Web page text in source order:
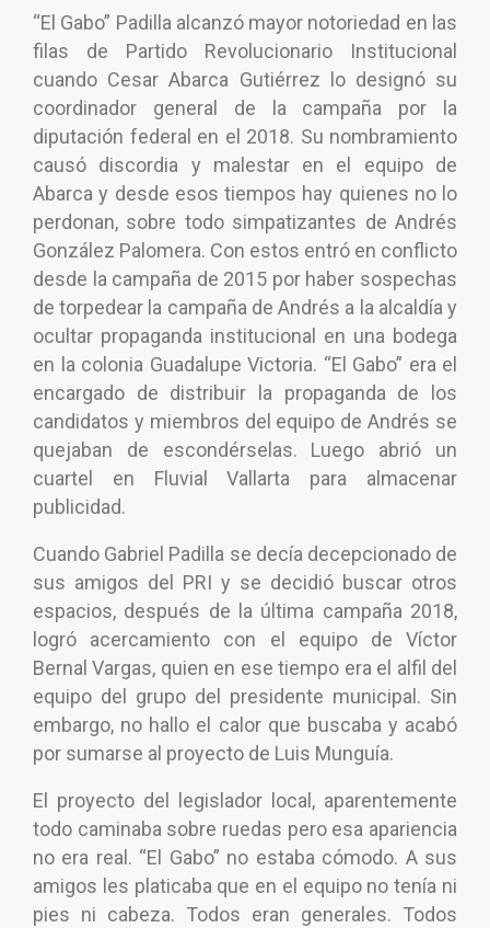
“El Gabo” Padilla alcanzó mayor notoriedad en las
filas de Partido Revolucionario Institucional
cuando Cesar Abarca Gutiérrez lo designó su
coordinador general de la campaña por la
diputación federal en el 2018. Su nombramiento
causó discordia y malestar en el equipo de
Abarca y desde esos tiempos hay quienes no lo
perdonan, sobre todo simpatizantes de Andrés
González Palomera. Con estos entró en conflicto
desde la campaña de 2015 por haber sospechas
de torpedear la campaña de Andrés a la alcaldía y
ocultar propaganda institucional en una bodega
en la colonia Guadalupe Victoria. “El Gabo” era el
encargado de distribuir la propaganda de los
candidatos y miembros del equipo de Andrés se
quejaban de escondérselas. Luego abrió un
cuartel en Fluvial Vallarta para almacenar
publicidad.
Cuando Gabriel Padilla se decía decepcionado de
sus amigos del PRI y se decidió buscar otros
espacios, después de la última campaña 2018,
logró acercamiento con el equipo de Víctor
Bernal Vargas, quien en ese tiempo era el alfil del
equipo del grupo del presidente municipal. Sin
embargo, no hallo el calor que buscaba y acabó
por sumarse al proyecto de Luis Munguía.
El proyecto del legislador local, aparentemente
todo caminaba sobre ruedas pero esa apariencia
no era real. “El Gabo” no estaba cómodo. A sus
amigos les platicaba que en el equipo no tenía ni
pies ni cabeza. Todos eran generales. Todos